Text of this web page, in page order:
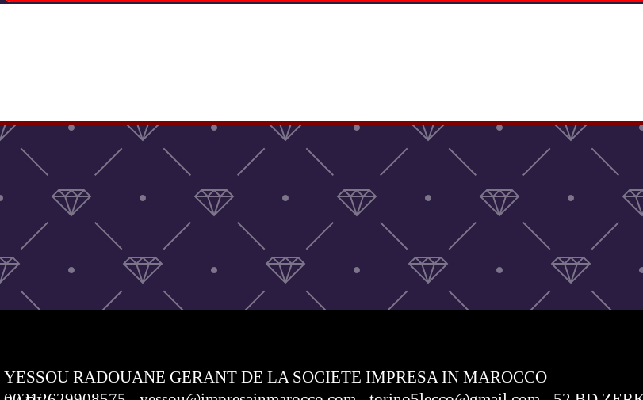
YESSOU RADOUANE GERANT DE LA SOCIETE IMPRESA IN MAROCCO